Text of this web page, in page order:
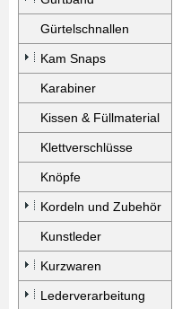
Gürtelschnallen
Kam Snaps
Karabiner
Kissen & Füllmaterial
Klettverschlüsse
Knöpfe
Kordeln und Zubehör
Kunstleder
Kurzwaren
Lederverarbeitung